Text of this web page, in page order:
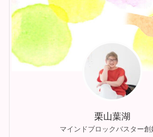
栗山葉湖
マインドブロックバスター創